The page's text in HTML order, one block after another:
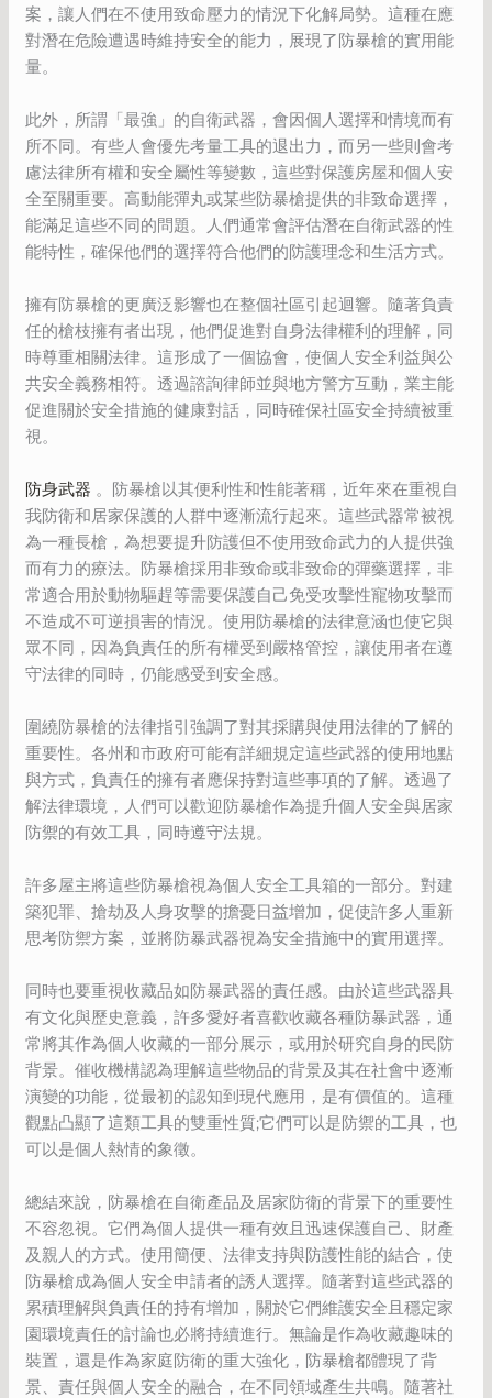
案，讓人們在不使用致命壓力的情況下化解局勢。這種在應
對潛在危險遭遇時維持安全的能力，展現了防暴槍的實用能
量。
此外，所謂「最強」的自衛武器，會因個人選擇和情境而有
所不同。有些人會優先考量工具的退出力，而另一些則會考
慮法律所有權和安全屬性等變數，這些對保護房屋和個人安
全至關重要。高動能彈丸或某些防暴槍提供的非致命選擇，
能滿足這些不同的問題。人們通常會評估潛在自衛武器的性
能特性，確保他們的選擇符合他們的防護理念和生活方式。
擁有防暴槍的更廣泛影響也在整個社區引起迴響。隨著負責
任的槍枝擁有者出現，他們促進對自身法律權利的理解，同
時尊重相關法律。這形成了一個協會，使個人安全利益與公
共安全義務相符。透過諮詢律師並與地方警方互動，業主能
促進關於安全措施的健康對話，同時確保社區安全持續被重
視。
防身武器 。防暴槍以其便利性和性能著稱，近年來在重視自
我防衛和居家保護的人群中逐漸流行起來。這些武器常被視
為一種長槍，為想要提升防護但不使用致命武力的人提供強
而有力的療法。防暴槍採用非致命或非致命的彈藥選擇，非
常適合用於動物驅趕等需要保護自己免受攻擊性寵物攻擊而
不造成不可逆損害的情況。使用防暴槍的法律意涵也使它與
眾不同，因為負責任的所有權受到嚴格管控，讓使用者在遵
守法律的同時，仍能感受到安全感。
圍繞防暴槍的法律指引強調了對其採購與使用法律的了解的
重要性。各州和市政府可能有詳細規定這些武器的使用地點
與方式，負責任的擁有者應保持對這些事項的了解。透過了
解法律環境，人們可以歡迎防暴槍作為提升個人安全與居家
防禦的有效工具，同時遵守法規。
許多屋主將這些防暴槍視為個人安全工具箱的一部分。對建
築犯罪、搶劫及人身攻擊的擔憂日益增加，促使許多人重新
思考防禦方案，並將防暴武器視為安全措施中的實用選擇。
同時也要重視收藏品如防暴武器的責任感。由於這些武器具
有文化與歷史意義，許多愛好者喜歡收藏各種防暴武器，通
常將其作為個人收藏的一部分展示，或用於研究自身的民防
背景。催收機構認為理解這些物品的背景及其在社會中逐漸
演變的功能，從最初的認知到現代應用，是有價值的。這種
觀點凸顯了這類工具的雙重性質;它們可以是防禦的工具，也
可以是個人熱情的象徵。
總結來說，防暴槍在自衛產品及居家防衛的背景下的重要性
不容忽視。它們為個人提供一種有效且迅速保護自己、財產
及親人的方式。使用簡便、法律支持與防護性能的結合，使
防暴槍成為個人安全申請者的誘人選擇。隨著對這些武器的
累積理解與負責任的持有增加，關於它們維護安全且穩定家
園環境責任的討論也必將持續進行。無論是作為收藏趣味的
裝置，還是作為家庭防衛的重大強化，防暴槍都體現了背
景、責任與個人安全的融合，在不同領域產生共鳴。隨著社